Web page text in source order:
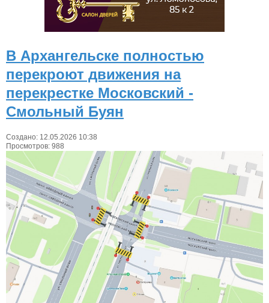
В Архангельске полностью
перекроют движения на
перекрестке Московский -
Смольный Буян
Создано: 12.05.2026 10:38
Просмотров: 988